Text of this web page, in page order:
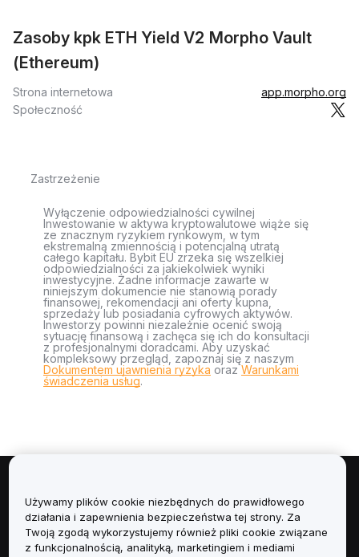
Zasoby kpk ETH Yield V2 Morpho Vault
(Ethereum)
Strona internetowa
app.morpho.org
Społeczność
Zastrzeżenie
Wyłączenie odpowiedzialności cywilnej
Inwestowanie w aktywa kryptowalutowe wiąże się
ze znacznym ryzykiem rynkowym, w tym
ekstremalną zmiennością i potencjalną utratą
całego kapitału. Bybit EU zrzeka się wszelkiej
odpowiedzialności za jakiekolwiek wyniki
inwestycyjne. Żadne informacje zawarte w
niniejszym dokumencie nie stanowią porady
finansowej, rekomendacji ani oferty kupna,
sprzedaży lub posiadania cyfrowych aktywów.
Inwestorzy powinni niezależnie ocenić swoją
sytuację finansową i zachęca się ich do konsultacji
z profesjonalnymi doradcami. Aby uzyskać
kompleksowy przegląd, zapoznaj się z naszym
Dokumentem ujawnienia ryzyka orazWarunkami
świadczenia usług.
Informacje
Usługi
Używamy plików cookie niezbędnych do prawidłowego
działania i zapewnienia bezpieczeństwa tej strony. Za
Twoją zgodą wykorzystujemy również pliki cookie związane
z funkcjonalnością, analityką, marketingiem i mediami